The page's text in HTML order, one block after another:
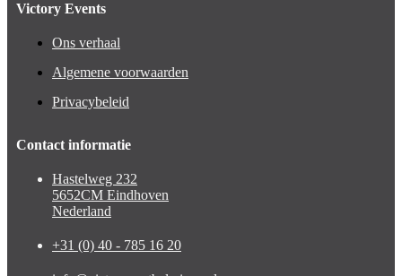
Victory Events
Ons verhaal
Algemene voorwaarden
Privacybeleid
Contact informatie
Hastelweg 232
5652CM Eindhoven
Nederland
+31 (0) 40 - 785 16 20